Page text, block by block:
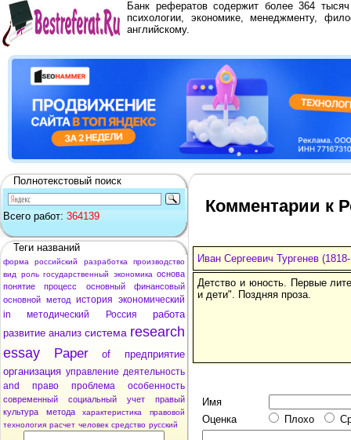
Банк рефератов содержит более 364
психологии, экономике, менеджменту,
английскому.
Полнотекстовый поиск
Всего работ: 364139
Теги названий
форма российский разработка
производство
вид
роль государственный экономика основа
понятие
процесс основный
финансовый
основной метод история экономический
in
методический Россия
работа
развитие анализ система research
essay
Paper of
предприятие
организация управление деятельность
and
право проблема особенность
современный социальный учет
правый
культура
метода характеристика
правовой
технология расчет человек средство русский
Комментарии к
Иван Сергеевич Тургенев
Детство и юность. Первые
и дети". Поздняя проза.
Имя
Оценка
Плохо